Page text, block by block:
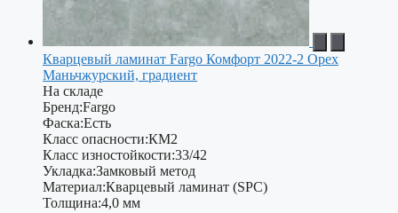
Кварцевый ламинат Fargo Комфорт 2022-2 Орех
Маньчжурский, градиент
На складе
Бренд:Fargo
Фаска:Есть
Класс опасности:КМ2
Класс изностойкости:33/42
Укладка:Замковый метод
Материал:Кварцевый ламинат (SPC)
Толщина:4,0 мм